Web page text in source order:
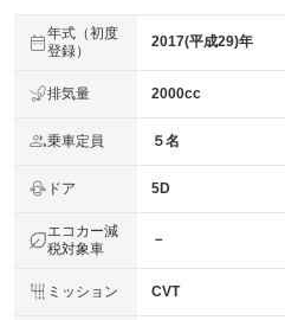
年式（初度
登録）
2017(平成29)年
排気量 2000cc
乗車定員 ５名
ドア 5D
エコカー減
税対象車
－
ミッション CVT